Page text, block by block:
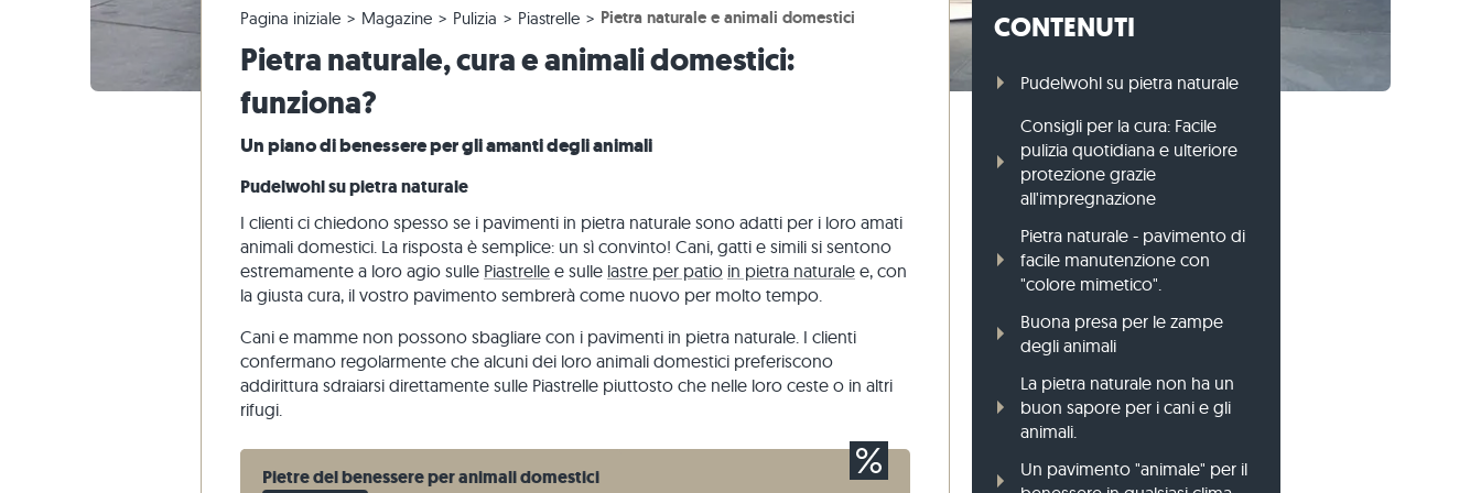
Piastrelle in quarzite
Piastrelle di marmo
Piastrelle antiche
Piastrelle beige
Piastrelle grigie
Pavimento calcarea
Pavimento quarzite
Lastre per terrazze beige
Pavimento grigio
Sampietrini calcari
Sampietrini di quarzite
Gradini di blocco di gneiss
Gradini di blocco calcari
Mattoni di pietra travertino
Mattoni di pietra quarzite
Cordoli per prato di gneiss
Modifica e annullamento dell'ordine
Spedizione di campioni
Progettazione di giardini
Stili di vita
Marmo
Quarzite
Travertino
Pagina iniziale Magazine Pulizia Piastrelle Pietra naturale e animali domestici
Pietra naturale, cura e animali domestici:
funziona?
Un piano di benessere per gli amanti degli animali
Pudelwohl su pietra naturale
I clienti ci chiedono spesso se i pavimenti in pietra naturale sono adatti per i loro amati
animali domestici. La risposta è semplice: un sì convinto! Cani, gatti e simili si sentono
estremamente a loro agio sulle Piastrellee sulle lastre per patio in pietra naturalee, con
la giusta cura, il vostro pavimento sembrerà come nuovo per molto tempo.
Cani e mamme non possono sbagliare con i pavimenti in pietra naturale. I clienti
confermano regolarmente che alcuni dei loro animali domestici preferiscono
addirittura sdraiarsi direttamente sulle Piastrelle piuttosto che nelle loro ceste o in altri
rifugi.
Pietre del benessere per animali domestici
CONTENUTI
Pudelwohl su pietra naturale
Consigli per la cura: Facile
pulizia quotidiana e ulteriore
protezione grazie
all'impregnazione
Pietra naturale - pavimento di
facile manutenzione con
"colore mimetico".
Buona presa per le zampe
degli animali
La pietra naturale non ha un
buon sapore per i cani e gli
animali.
Un pavimento "animale" per il